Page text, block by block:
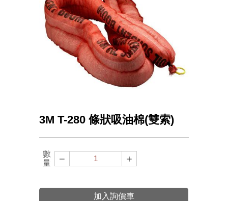
3M T-280 條狀吸油棉(雙索)
數
量
− +
加入詢價車